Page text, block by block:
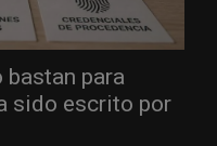
para
sido escrito por